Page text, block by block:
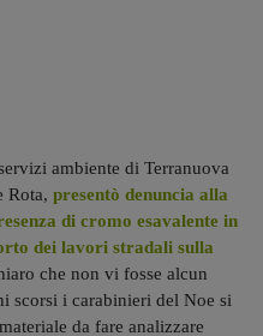
ambiente di Terranuova
Rota, presentò denuncia alla
di cromo esavalente in
dei lavori stradali sulla
che non vi fosse alcun
scorsi i carabinieri del Noe si
da fare analizzare